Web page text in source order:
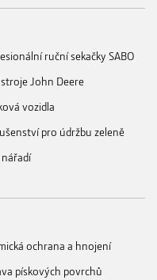
ruční sekačky SABO
John Deere
vozidla
pro údržbu zeleně
nářadí
ochrana a hnojení
pískových povrchů